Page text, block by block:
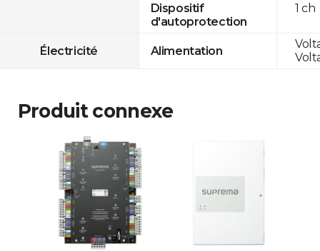
Dispositif
d'autoprotection
Électricité Alimentation
1 ch
Produit connexe